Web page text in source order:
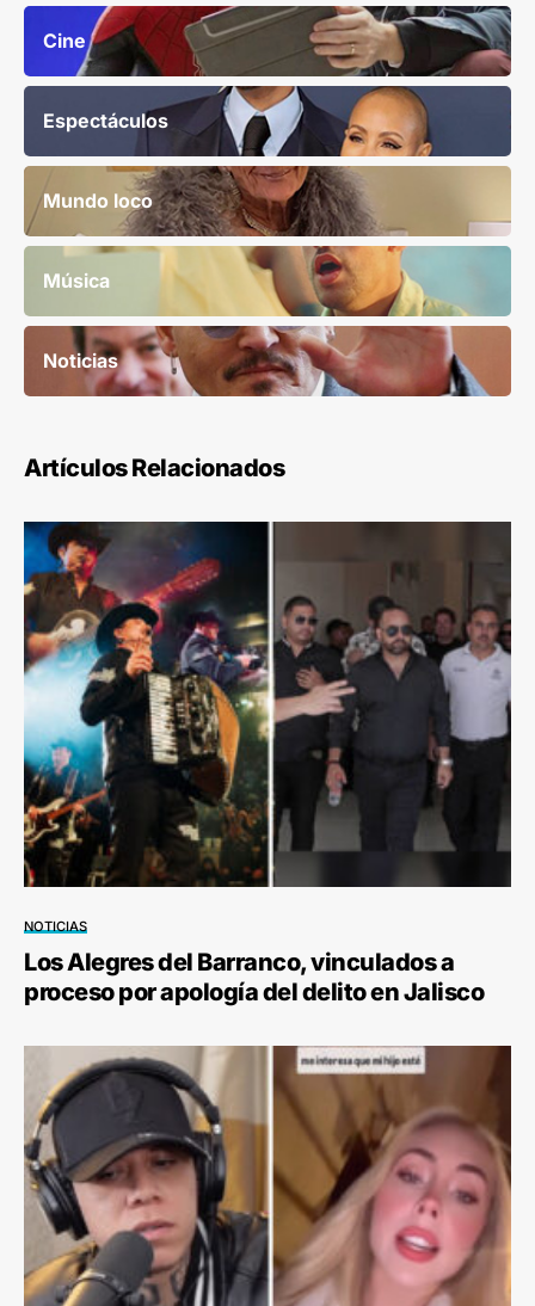
Cine
Espectáculos
Mundo loco
Música
Noticias
Artículos Relacionados
NOTICIAS
Los Alegres del Barranco, vinculados a
proceso por apología del delito en Jalisco